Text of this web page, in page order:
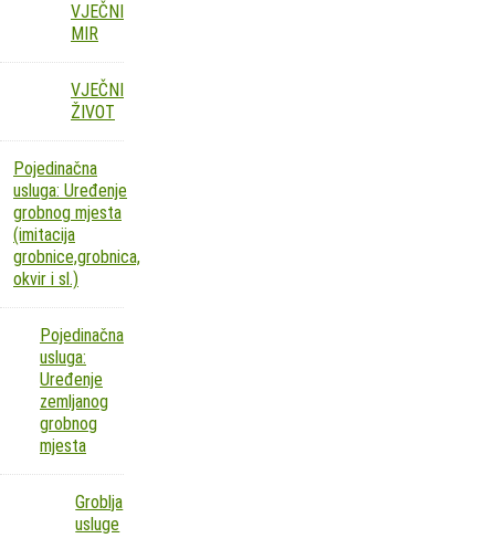
VJEČNI
MIR
VJEČNI
ŽIVOT
Pojedinačna
usluga: Uređenje
grobnog mjesta
(imitacija
grobnice,grobnica,
okvir i sl.)
Pojedinačna
usluga:
Uređenje
zemljanog
grobnog
mjesta
Groblja
usluge